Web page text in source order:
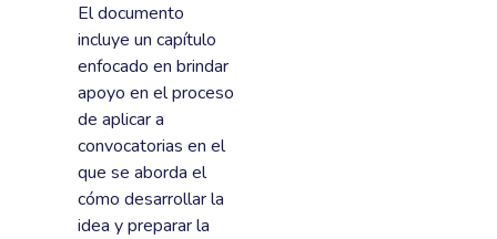
El documento
incluye un capítulo
enfocado en brindar
apoyo en el proceso
de aplicar a
convocatorias en el
que se aborda el
cómo desarrollar la
idea y preparar la